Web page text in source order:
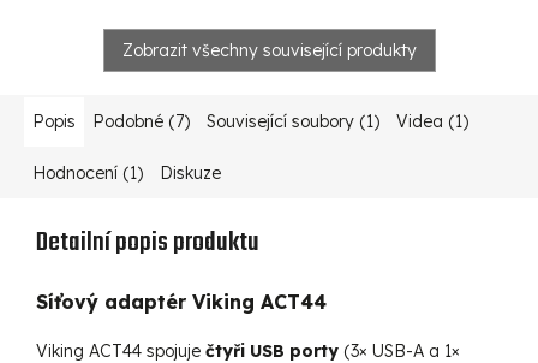
Zobrazit všechny související produkty
Popis Podobné (7) Související soubory (1) Videa (1)
Hodnocení (1) Diskuze
Detailní popis produktu
Síťový adaptér Viking ACT44
Viking ACT44 spojuje čtyři USB porty (3× USB-A a 1×